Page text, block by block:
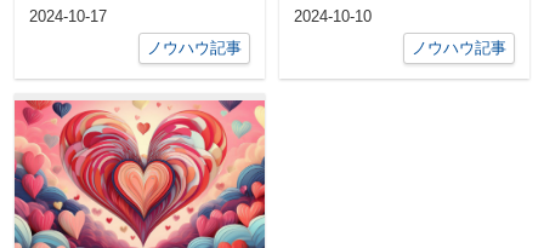
は成功の鍵を握る重要な要素で
2024-10-17
ノウハウ記事
製品やサービスを提供するかと
2024-10-10
ノウハウ記事